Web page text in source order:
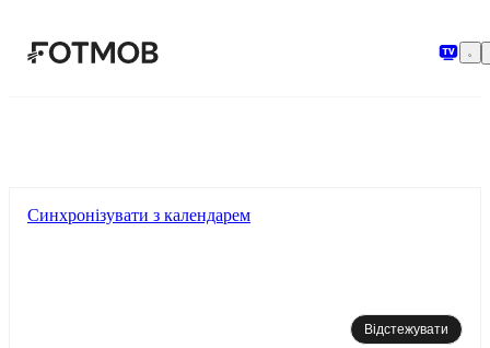
Синхронізувати з календарем
Відстежувати